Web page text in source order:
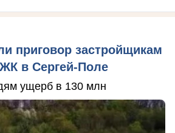
приговор застройщикам
в Сергей-Поле
ущерб в 130 млн